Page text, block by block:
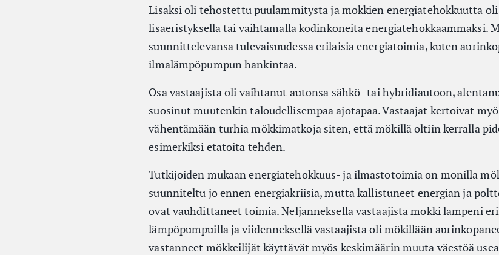
Lisäksi oli tehostettu puulämmitystä ja mökkien energiatehokkuutta
lisäeristyksellä tai vaihtamalla kodinkoneita energiatehokkaammaksi.
suunnittelevansa tulevaisuudessa erilaisia energiatoimia, kuten
ilmalämpöpumpun hankintaa.
Osa vastaajista oli vaihtanut autonsa sähkö- tai hybridiautoon,
suosinut muutenkin taloudellisempaa ajotapaa. Vastaajat kertoivat
vähentämään turhia mökkimatkoja siten, että mökillä oltiin kerralla
esimerkiksi etätöitä tehden.
Tutkijoiden mukaan energiatehokkuus- ja ilmastotoimia on monilla
suunniteltu jo ennen energiakriisiä, mutta kallistuneet energian ja
ovat vauhdittaneet toimia. Neljänneksellä vastaajista mökki lämpeni
lämpöpumpuilla ja viidenneksellä vastaajista oli mökillään
vastanneet mökkeilijät käyttävät myös keskimäärin muuta väestöä